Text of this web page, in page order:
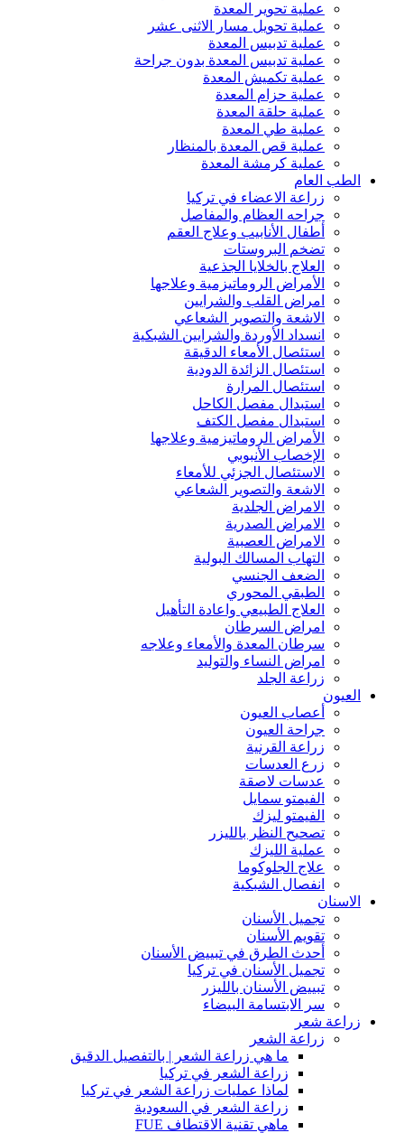
عملية تحوير المعدة
عملية تحويل مسار الاثنى عشر
عملية تدبيس المعدة
عملية تدبيس المعدة بدون جراحة
عملية تكميش المعدة
عملية حزام المعدة
عملية حلقة المعدة
عملية طي المعدة
عملية قص المعدة بالمنظار
عملية كرمشة المعدة
الطب العام
زراعة الاعضاء في تركيا
جراحه العظام والمفاصل
أطفال الأنابيب وعلاج العقم
تضخم البروستات
العلاج بالخلايا الجذعية
الأمراض الروماتيزمية وعلاجها
امراض القلب والشرايين
الاشعة والتصوير الشعاعي
انسداد الأوردة والشرايين الشبكية
استئصال الأمعاء الدقيقة
استئصال الزائدة الدودية
استئصال المرارة
استبدال مفصل الكاحل
استبدال مفصل الكتف
الأمراض الروماتيزمية وعلاجها
الإخصاب الأنبوبي
الاستئصال الجزئي للأمعاء
الاشعة والتصوير الشعاعي
الامراض الجلدية
الامراض الصدرية
الامراض العصبية
التهاب المسالك البولية
الضعف الجنسي
الطبقي المحوري
العلاج الطبيعي واعادة التأهيل
امراض السرطان
سرطان المعدة والأمعاء وعلاجه
امراض النساء والتوليد
زراعة الجلد
العيون
أعصاب العيون
جراحة العيون
زراعة القرنية
زرع العدسات
عدسات لاصقة
الفيمتو سمايل
الفيمتو ليزك
تصحيح النظر بالليزر
عملية الليزك
علاج الجلوكوما
انفصال الشبكية
الاسنان
تجميل الأسنان
تقويم الأسنان
أحدث الطرق في تبييض الأسنان
تجميل الأسنان في تركيا
تبييض الأسنان بالليزر
سر الابتسامة البيضاء
زراعة شعر
زراعة الشعر
ما هي زراعة الشعر | بالتفصيل الدقيق
زراعة الشعر في تركيا
لماذا عمليات زراعة الشعر في تركيا
زراعة الشعر في السعودية
ماهي تقنية الاقتطاف FUE